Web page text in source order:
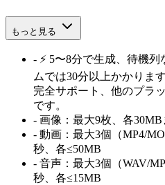
もっと見る
- ⚡ 5〜8分で生成、待機
ムでは30分以上かかりま
完全サポート、他のプラ
です。
- 画像：最大9枚、各30MB
- 動画：最大3個（MP4/
秒、各≤50MB
- 音声：最大3個（WAV/
秒、各≤15MB